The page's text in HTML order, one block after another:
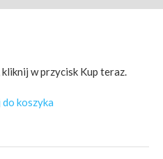
w przycisk Kup teraz.